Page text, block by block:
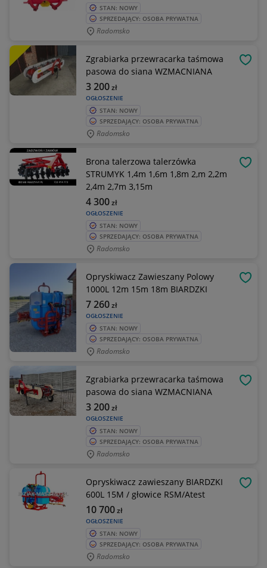
STAN: NOWY
SPRZEDAJĄCY: OSOBA PRYWATNA
Radomsko
Zgrabiarka przewracarka taśmowa
pasowa do siana WZMACNIANA
OGŁOSZENIE
3 200zł
STAN: NOWY
SPRZEDAJĄCY: OSOBA PRYWATNA
Radomsko
Brona talerzowa talerzówka
STRUMYK 1,4m 1,6m 1,8m 2,m 2,2m
2,4m 2,7m 3,15m
OGŁOSZENIE
4 300zł
STAN: NOWY
SPRZEDAJĄCY: OSOBA PRYWATNA
Radomsko
Opryskiwacz Zawieszany Polowy
1000L 12m 15m 18m BIARDZKI
OGŁOSZENIE
7 260zł
STAN: NOWY
SPRZEDAJĄCY: OSOBA PRYWATNA
Radomsko
Zgrabiarka przewracarka taśmowa
pasowa do siana WZMACNIANA
OGŁOSZENIE
3 200zł
STAN: NOWY
SPRZEDAJĄCY: OSOBA PRYWATNA
Radomsko
Opryskiwacz zawieszany BIARDZKI
600L 15M / głowice RSM/Atest
OGŁOSZENIE
10 700zł
STAN: NOWY
SPRZEDAJĄCY: OSOBA PRYWATNA
Radomsko